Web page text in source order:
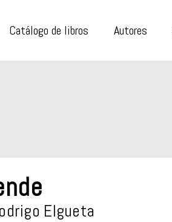
Catálogo de libros Autores
Elgueta